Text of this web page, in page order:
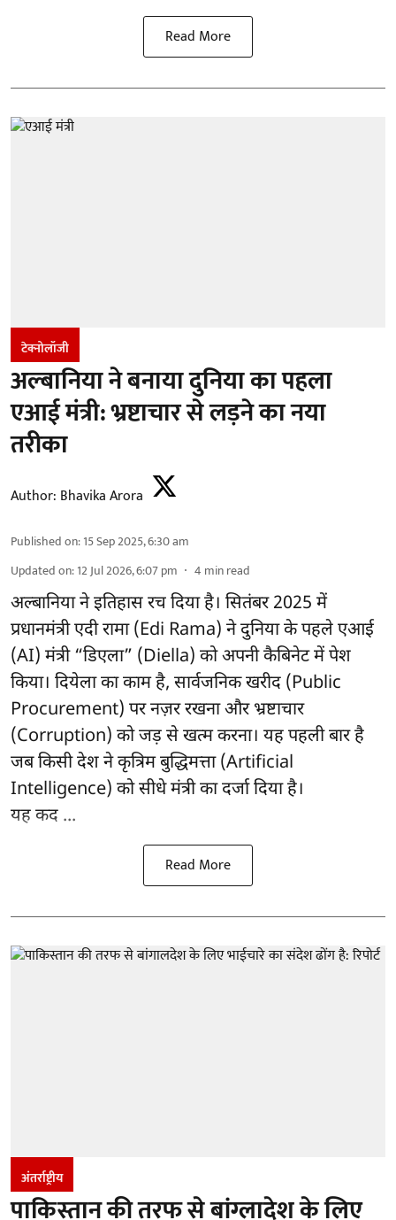
Read More
टेक्नोलॉजी
अल्बानिया ने बनाया दुनिया का पहला
एआई मंत्री: भ्रष्टाचार से लड़ने का नया
तरीका
Author: Bhavika Arora
Published on:15 Sep 2025, 6:30 am
Updated on:12 Jul 2026, 6:07 pm 4 min read
अल्बानिया ने इतिहास रच दिया है। सितंबर 2025 में
प्रधानमंत्री एदी रामा (Edi Rama) ने दुनिया के पहले एआई
(AI) मंत्री “डिएला” (Diella) को अपनी कैबिनेट में पेश
किया। दियेला का काम है, सार्वजनिक खरीद (Public
Procurement) पर नज़र रखना और भ्रष्टाचार
(Corruption) को जड़ से खत्म करना। यह पहली बार है
जब किसी देश ने कृत्रिम बुद्धिमत्ता (Artificial
Intelligence) को सीधे मंत्री का दर्जा दिया है।
यह कद ...
Read More
अंतर्राष्ट्रीय
पाकिस्तान की तरफ से बांग्लादेश के लिए